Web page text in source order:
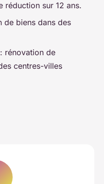
réduction sur 12 ans.
de biens dans des
: rénovation de
centres-villes